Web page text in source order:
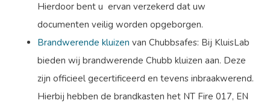
Hierdoor bent u ervan verzekerd dat uw
documenten veilig worden opgeborgen.
Brandwerende kluizen van Chubbsafes: Bij KluisLab
bieden wij brandwerende Chubb kluizen aan. Deze
zijn officieel gecertificeerd en tevens inbraakwerend.
Hierbij hebben de brandkasten het NT Fire 017, EN